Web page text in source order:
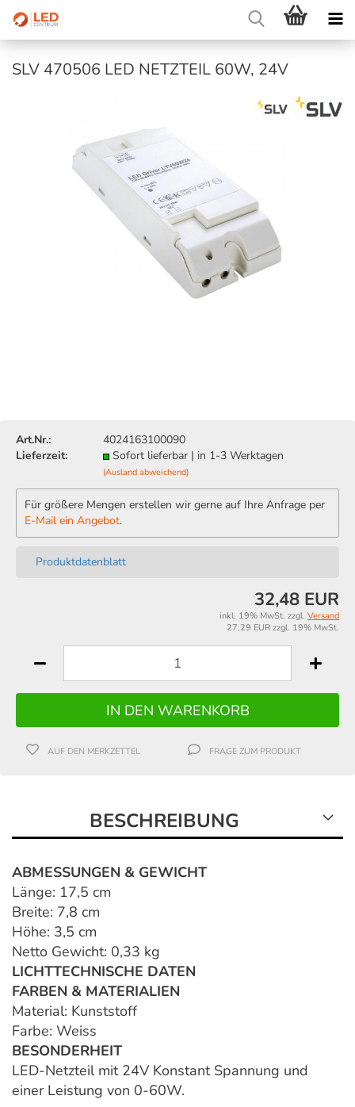
SLV 470506 LED NETZTEIL 60W, 24V
Art.Nr.:
4024163100090
Lieferzeit:
Sofort lieferbar | in 1-3 Werktagen
(Ausland abweichend)
Für größere Mengen erstellen wir gerne auf Ihre Anfrage per
E-Mail ein Angebot.
Produktdatenblatt
32,48 EUR
inkl. 19% MwSt. zzgl. Versand
27,29 EUR zzgl. 19% MwSt.
AUF DEN MERKZETTEL FRAGE ZUM PRODUKT
BESCHREIBUNG
ABMESSUNGEN & GEWICHT
Länge: 17,5 cm
Breite: 7,8 cm
Höhe: 3,5 cm
Netto Gewicht: 0,33 kg
LICHTTECHNISCHE DATEN
FARBEN & MATERIALIEN
Material: Kunststoff
Farbe: Weiss
BESONDERHEIT
LED-Netzteil mit 24V Konstant Spannung und
einer Leistung von 0-60W.